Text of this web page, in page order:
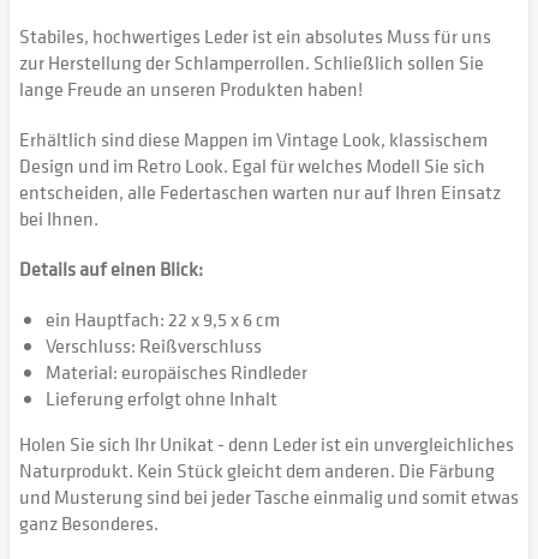
Stabiles, hochwertiges Leder ist ein absolutes Muss für uns
zur Herstellung der Schlamperrollen. Schließlich sollen Sie
lange Freude an unseren Produkten haben!
Erhältlich sind diese Mappen im Vintage Look, klassischem
Design und im Retro Look. Egal für welches Modell Sie sich
entscheiden, alle Federtaschen warten nur auf Ihren Einsatz
bei Ihnen.
Details auf einen Blick:
ein Hauptfach: 22 x 9,5 x 6 cm
Verschluss: Reißverschluss
Material: europäisches Rindleder
Lieferung erfolgt ohne Inhalt
Holen Sie sich Ihr Unikat - denn Leder ist ein unvergleichliches
Naturprodukt. Kein Stück gleicht dem anderen. Die Färbung
und Musterung sind bei jeder Tasche einmalig und somit etwas
ganz Besonderes.